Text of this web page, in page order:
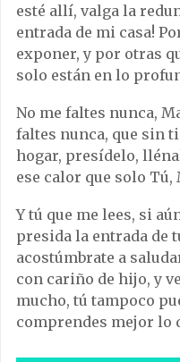
esté allí, valga la
entrada de mi casa!
exponer, y por otras
solo están en lo
No me faltes nunca,
faltes nunca, que sin
hogar, presídelo,
ese calor que solo Tú,
Y tú que me lees, si
presida la entrada de
acostúmbrate a
con cariño de hijo, y
mucho, tú tampoco
comprendes mejor lo